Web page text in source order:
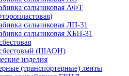
сальниковая АФТ
сальниковая ЛП-31
сальниковая ХБП-31
(ШАОН)
изделия
(транспортерные) ленты